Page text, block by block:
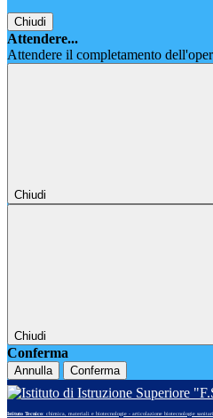
Chiudi
Attendere...
Attendere il completamento
Chiudi
Chiudi
Conferma
Annulla Conferma
Istituto Tecnico: chimica, materiali e biotecnologie - articolazione biotecnologie